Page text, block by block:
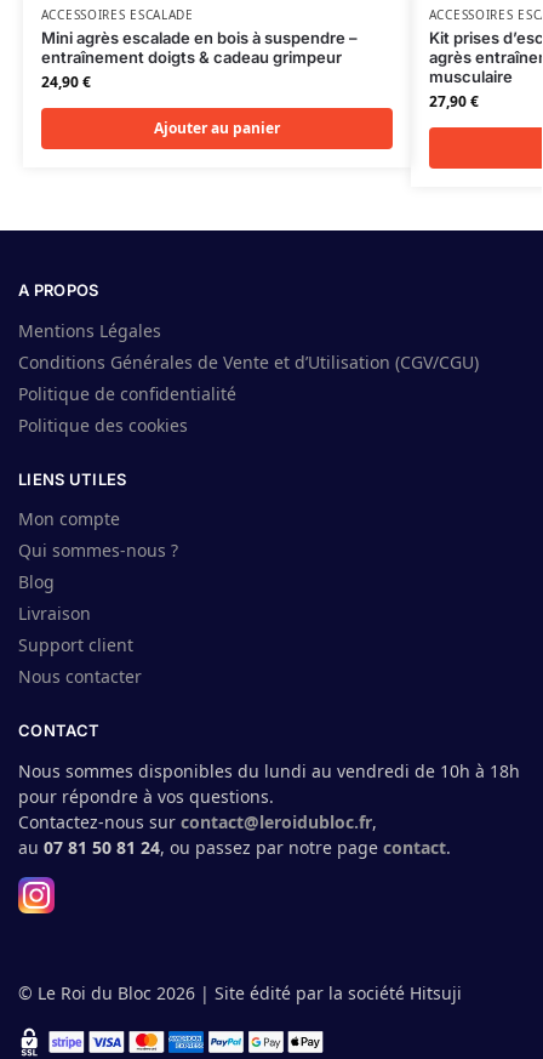
ACCESSOIRES ESCALADE
Mini agrès escalade en bois à suspendre –
entraînement doigts & cadeau grimpeur
24,90€
Ajouter au panier
ACCESSOIRES
Kit prises
agrès
musculaire
27,90€
A PROPOS
Mentions Légales
Conditions Générales de Vente et d’Utilisation (CGV/CGU)
Politique de confidentialité
Politique des cookies
LIENS UTILES
Mon compte
Qui sommes-nous ?
Blog
Livraison
Support client
Nous contacter
CONTACT
Nous sommes disponibles du lundi au vendredi de 10h à 18h
pour répondre à vos questions.
Contactez-nous sur contact@leroidubloc.fr,
au 07 81 50 81 24, ou passez par notre page contact.
© Le Roi du Bloc 2026 | Site édité par la société Hitsuji